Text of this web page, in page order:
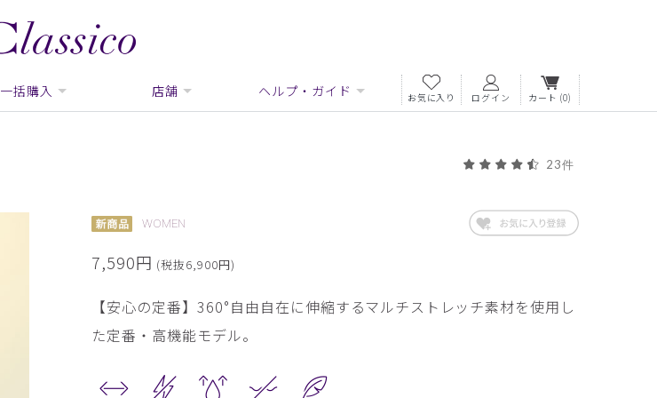
一括購入 店舗 ヘルプ・ガイド お気に入り ログイン カート (0)
23件
WOMEN
7,590円 (税抜6,900円)
【安心の定番】360°自由自在に伸縮するマルチストレッチ素材を使用し
た定番・高機能モデル。